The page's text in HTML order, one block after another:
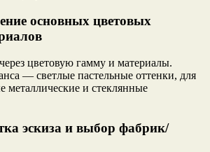
основных цветовых
цветовую гамму и материалы.
— светлые пастельные оттенки, для
металлические и стеклянные
эскиза и выбор фабрик/